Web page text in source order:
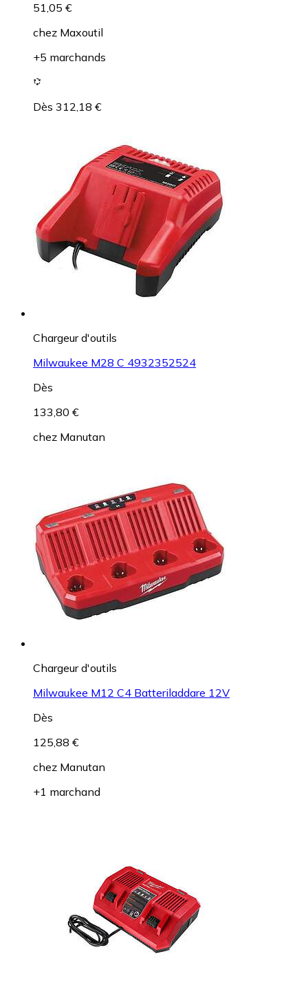
51,05 €
chez Maxoutil
+5 marchands
Dès 312,18 €
Chargeur d'outils
Milwaukee M28 C 4932352524
Dès
133,80 €
chez Manutan
Chargeur d'outils
Milwaukee M12 C4 Batteriladdare 12V
Dès
125,88 €
chez Manutan
+1 marchand